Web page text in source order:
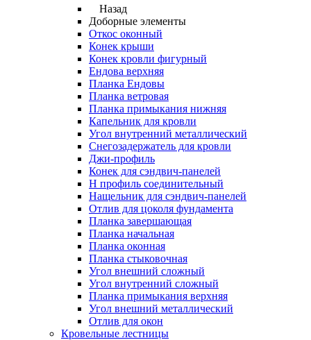
Назад
Доборные элементы
Откос оконный
Конек крыши
Конек кровли фигурный
Ендова верхняя
Планка Ендовы
Планка ветровая
Планка примыкания нижняя
Капельник для кровли
Угол внутренний металлический
Снегозадержатель для кровли
Джи-профиль
Конек для сэндвич-панелей
Н профиль соединительный
Нащельник для сэндвич-панелей
Отлив для цоколя фундамента
Планка завершающая
Планка начальная
Планка оконная
Планка стыковочная
Угол внешний сложный
Угол внутренний сложный
Планка примыкания верхняя
Угол внешний металлический
Отлив для окон
Кровельные лестницы